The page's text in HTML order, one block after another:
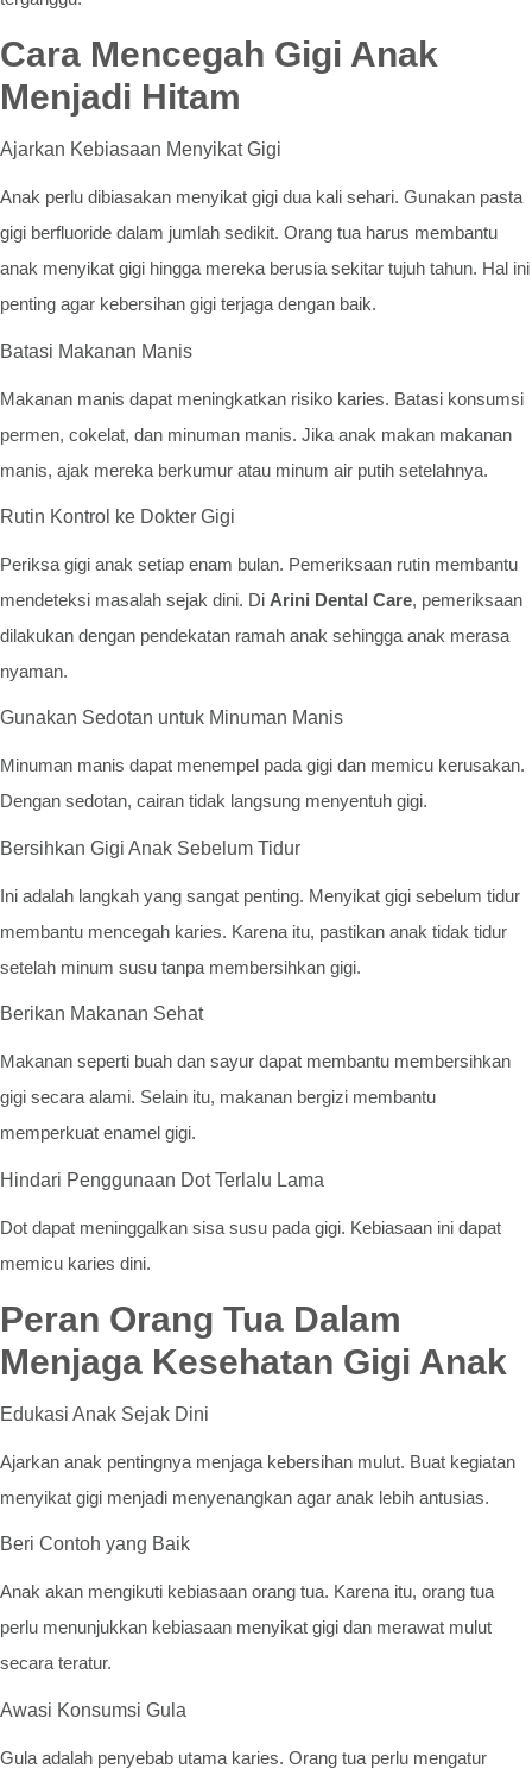
Cara Mencegah Gigi Anak
Menjadi Hitam
Ajarkan Kebiasaan Menyikat Gigi
Anak perlu dibiasakan menyikat gigi dua kali sehari. Gunakan pasta
gigi berfluoride dalam jumlah sedikit. Orang tua harus membantu
anak menyikat gigi hingga mereka berusia sekitar tujuh tahun. Hal ini
penting agar kebersihan gigi terjaga dengan baik.
Batasi Makanan Manis
Makanan manis dapat meningkatkan risiko karies. Batasi konsumsi
permen, cokelat, dan minuman manis. Jika anak makan makanan
manis, ajak mereka berkumur atau minum air putih setelahnya.
Rutin Kontrol ke Dokter Gigi
Periksa gigi anak setiap enam bulan. Pemeriksaan rutin membantu
mendeteksi masalah sejak dini. Di Arini Dental Care, pemeriksaan
dilakukan dengan pendekatan ramah anak sehingga anak merasa
nyaman.
Gunakan Sedotan untuk Minuman Manis
Minuman manis dapat menempel pada gigi dan memicu kerusakan.
Dengan sedotan, cairan tidak langsung menyentuh gigi.
Bersihkan Gigi Anak Sebelum Tidur
Ini adalah langkah yang sangat penting. Menyikat gigi sebelum tidur
membantu mencegah karies. Karena itu, pastikan anak tidak tidur
setelah minum susu tanpa membersihkan gigi.
Berikan Makanan Sehat
Makanan seperti buah dan sayur dapat membantu membersihkan
gigi secara alami. Selain itu, makanan bergizi membantu
memperkuat enamel gigi.
Hindari Penggunaan Dot Terlalu Lama
Dot dapat meninggalkan sisa susu pada gigi. Kebiasaan ini dapat
memicu karies dini.
Peran Orang Tua Dalam
Menjaga Kesehatan Gigi Anak
Edukasi Anak Sejak Dini
Ajarkan anak pentingnya menjaga kebersihan mulut. Buat kegiatan
menyikat gigi menjadi menyenangkan agar anak lebih antusias.
Beri Contoh yang Baik
Anak akan mengikuti kebiasaan orang tua. Karena itu, orang tua
perlu menunjukkan kebiasaan menyikat gigi dan merawat mulut
secara teratur.
Awasi Konsumsi Gula
Gula adalah penyebab utama karies. Orang tua perlu mengatur